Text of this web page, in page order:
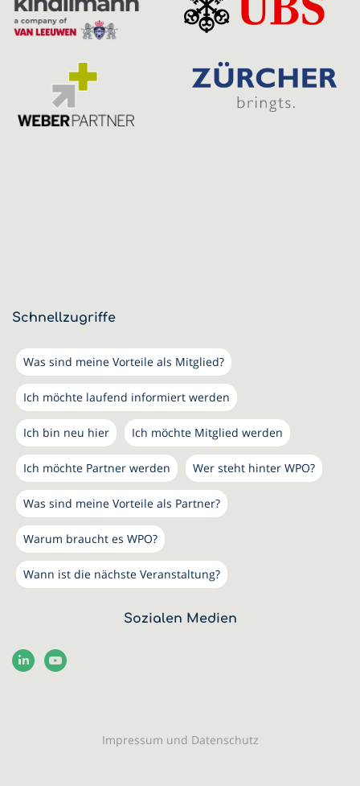
Schnellzugriffe
Was sind meine Vorteile als Mitglied?
Ich möchte laufend informiert werden
Ich bin neu hier Ich möchte Mitglied werden
Ich möchte Partner werden Wer steht hinter WPO?
Was sind meine Vorteile als Partner?
Warum braucht es WPO?
Wann ist die nächste Veranstaltung?
Sozialen Medien
Impressum und Datenschutz